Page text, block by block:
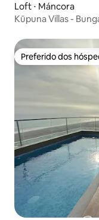
Loft ⋅ Máncora
Kūpuna Villas -
Preferido dos
Preferido dos